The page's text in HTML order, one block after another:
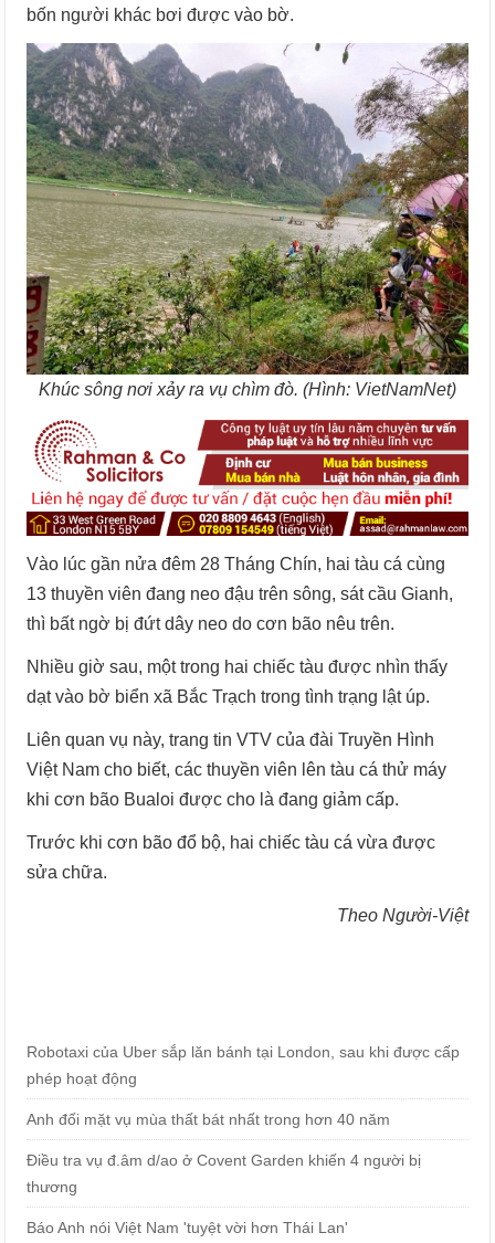
bốn người khác bơi được vào bờ.
Khúc sông nơi xảy ra vụ chìm đò. (Hình: VietNamNet)
Vào lúc gần nửa đêm 28 Tháng Chín, hai tàu cá cùng
13 thuyền viên đang neo đậu trên sông, sát cầu Gianh,
thì bất ngờ bị đứt dây neo do cơn bão nêu trên.
Nhiều giờ sau, một trong hai chiếc tàu được nhìn thấy
dạt vào bờ biển xã Bắc Trạch trong tình trạng lật úp.
Liên quan vụ này, trang tin VTV của đài Truyền Hình
Việt Nam cho biết, các thuyền viên lên tàu cá thử máy
khi cơn bão Bualoi được cho là đang giảm cấp.
Trước khi cơn bão đổ bộ, hai chiếc tàu cá vừa được
sửa chữa.
Theo Người-Việt
Robotaxi của Uber sắp lăn bánh tại London, sau khi được cấp
phép hoạt động
Anh đối mặt vụ mùa thất bát nhất trong hơn 40 năm
Điều tra vụ đ.âm d/ao ở Covent Garden khiến 4 người bị
thương
Báo Anh nói Việt Nam 'tuyệt vời hơn Thái Lan'